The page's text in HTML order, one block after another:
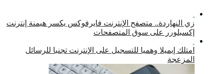
زي النهاردة.. متصفح الإنترنت فايرفوكس يكسر هيمنة إنترنت
إكسبلورر على سوق المتصفحات
امتلك إيميلا وهميا للتسجيل على الإنترنت تجنبا للرسائل
المزعجة